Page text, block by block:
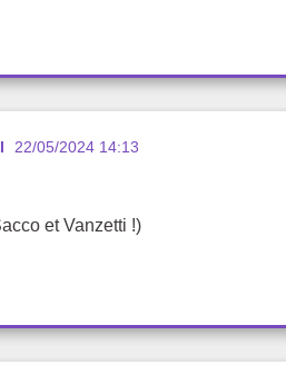
22/05/2024 14:13
et Vanzetti !)